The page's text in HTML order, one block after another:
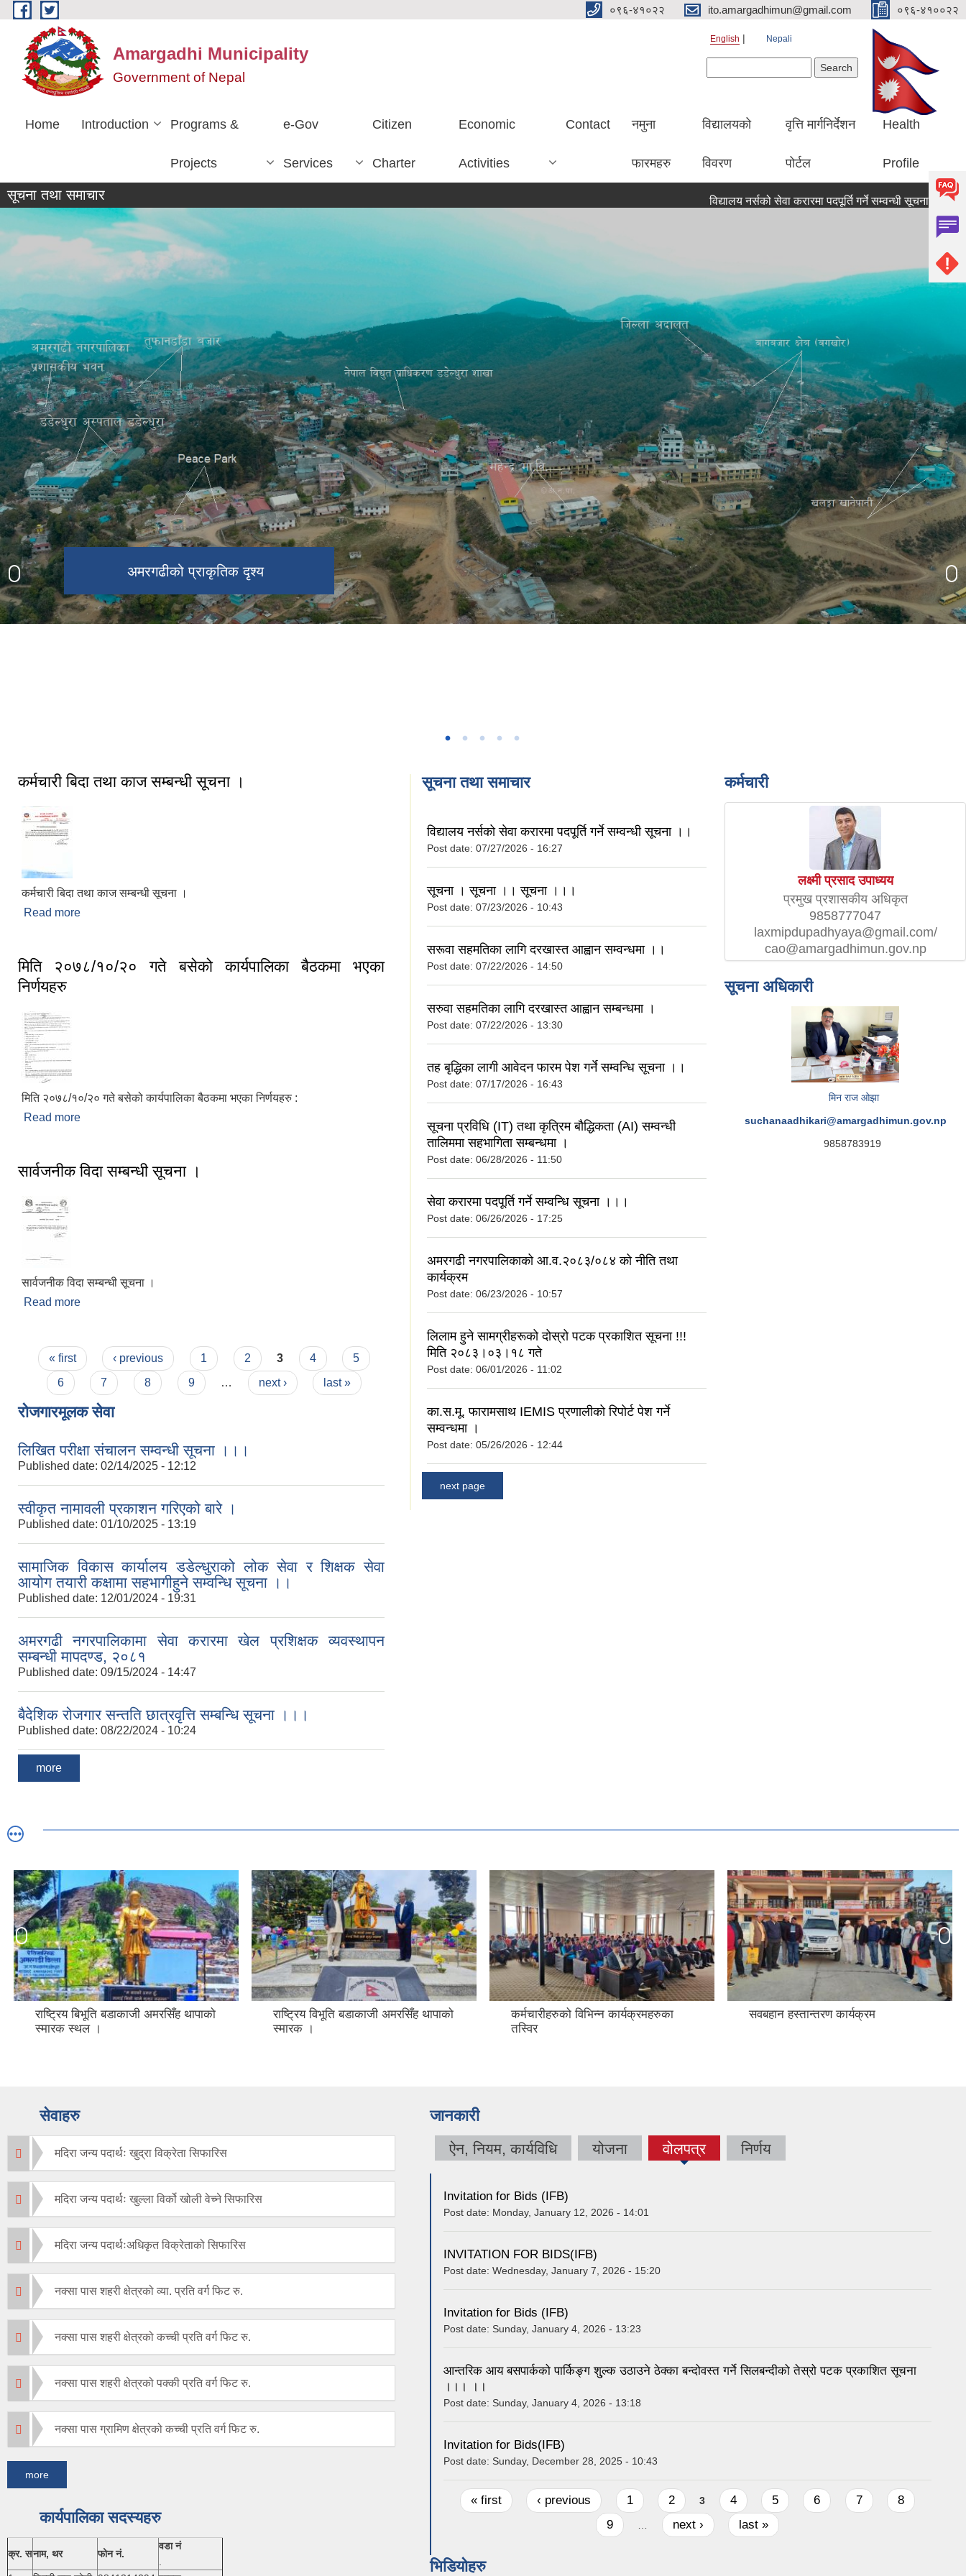
Skip to main content ०९६-४१०२२ ito.amargadhimun@gmail.com ०९६-४१००२२
Amargadhi Municipality
Government of Nepal
English Nepali
Home Introduction Programs &
Projects
e-Gov
Services
Citizen
Charter
Economic
Activities
Contact नमुना
फारमहरु
विद्यालयको
विवरण
वृत्ति मार्गनिर्देशन
पोर्टल
Health
Profile
सूचना तथा समाचार विद्यालय नर्सको सेवा करारमा पदपूर्ति गर्ने सम्वन्धी सूचना ।। सूचना ।
अमरगढीको प्राकृतिक दृश्य
उग्रतारा मन्दिर
घटाल थान प्राकृतिक दृश्य
अमरगढी नगरपालिकाको प्रशासनिक भवन
कर्मचारी बिदा तथा काज सम्बन्धी सूचना ।
कर्मचारी बिदा तथा काज सम्बन्धी सूचना ।
Read more
मिति २०७८/१०/२० गते बसेको कार्यपालिका बैठकमा भएका
निर्णयहरु
मिति २०७८/१०/२० गते बसेको कार्यपालिका बैठकमा भएका निर्णयहरु :
Read more
सार्वजनीक विदा सम्बन्धी सूचना ।
सार्वजनीक विदा सम्बन्धी सूचना ।
Read more
Pages
« first ‹ previous 1 2 3 4
5
6
7 8 9 … next › last »
रोजगारमूलक सेवा
लिखित परीक्षा संचालन सम्वन्धी सूचना ।।।
Published date: 02/14/2025 - 12:12
स्वीकृत नामावली प्रकाशन गरिएको बारे ।
Published date: 01/10/2025 - 13:19
सामाजिक विकास कार्यालय डडेल्धुराको लोक सेवा र शिक्षक सेवा
आयोग तयारी कक्षामा सहभागीहुने सम्वन्धि सूचना ।।
Published date: 12/01/2024 - 19:31
अमरगढी नगरपालिकामा सेवा करारमा खेल प्रशिक्षक व्यवस्थापन
सम्बन्धी मापदण्ड, २०८१
Published date: 09/15/2024 - 14:47
बैदेशिक रोजगार सन्तति छात्रवृत्ति सम्बन्धि सूचना ।।।
Published date: 08/22/2024 - 10:24
more
सूचना तथा समाचार
विद्यालय नर्सको सेवा करारमा पदपूर्ति गर्ने सम्वन्धी सूचना ।।
Post date: 07/27/2026 - 16:27
सूचना । सूचना ।। सूचना ।।।
Post date: 07/23/2026 - 10:43
सरूवा सहमतिका लागि दरखास्त आह्वान सम्वन्धमा ।।
Post date: 07/22/2026 - 14:50
सरुवा सहमतिका लागि दरखास्त आह्वान सम्बन्धमा ।
Post date: 07/22/2026 - 13:30
तह बृद्धिका लागी आवेदन फारम पेश गर्ने सम्वन्धि सूचना ।।
Post date: 07/17/2026 - 16:43
सूचना प्रविधि (IT) तथा कृत्रिम बौद्धिकता (AI) सम्वन्धी
तालिममा सहभागिता सम्बन्धमा ।
Post date: 06/28/2026 - 11:50
सेवा करारमा पदपूर्ति गर्ने सम्वन्धि सूचना ।।।
Post date: 06/26/2026 - 17:25
अमरगढी नगरपालिकाको आ.व.२०८३/०८४ को नीति तथा
कार्यक्रम
Post date: 06/23/2026 - 10:57
लिलाम हुने सामग्रीहरूको दोस्रो पटक प्रकाशित सूचना !!!
मिति २०८३।०३।१८ गते
Post date: 06/01/2026 - 11:02
का.स.मू. फारामसाथ IEMIS प्रणालीको रिपोर्ट पेश गर्ने
सम्वन्धमा ।
Post date: 05/26/2026 - 12:44
next page
कर्मचारी
लक्ष्मी प्रसाद उपाध्यय
प्रमुख प्रशासकीय अधिकृत
9858777047
laxmipdupadhyaya@gmail.com/
cao@amargadhimun.gov.np
सूचना अधिकारी
मिन राज ओझा
suchanaadhikari@amargadhimun.gov.np
9858783919
राष्ट्रिय बिभूति बडाकाजी अमरसिँह थापाको
स्मारक स्थल ।
राष्ट्रिय विभूति बडाकाजी अमरसिँह थापाको
स्मारक ।
कर्मचारीहरुको विभिन्न कार्यक्रमहरुका
तस्विर
सवबहान हस्तान्तरण कार्यक्रम
सेवाहरु
मदिरा जन्य पदार्थः खुद्रा विक्रेता सिफारिस
मदिरा जन्य पदार्थः खुल्ला विर्को खोली वेच्ने सिफारिस
मदिरा जन्य पदार्थःअधिकृत विक्रेताको सिफारिस
नक्सा पास शहरी क्षेत्रको व्या. प्रति वर्ग फिट रु.
नक्सा पास शहरी क्षेत्रको कच्ची प्रति वर्ग फिट रु.
नक्सा पास शहरी क्षेत्रको पक्की प्रति वर्ग फिट रु.
नक्सा पास ग्रामिण क्षेत्रको कच्ची प्रति वर्ग फिट रु.
more
कार्यपालिका सदस्यहरु
क्र. सनाम, थर फोन नं.
वडा नं
जानकारी
ऐन, नियम, कार्यविधि योजना वोलपत्र
(active
निर्णय
Invitation for Bids (IFB)
Post date: Monday, January 12, 2026 - 14:01
INVITATION FOR BIDS(IFB)
Post date: Wednesday, January 7, 2026 - 15:20
Invitation for Bids (IFB)
Post date: Sunday, January 4, 2026 - 13:23
आन्तरिक आय बसपार्कको पार्किङ्ग शु्ल्क उठाउने ठेक्का बन्दोवस्त गर्ने सिलबन्दीको तेस्रो पटक प्रकाशित सूचना
।।। ।।
Post date: Sunday, January 4, 2026 - 13:18
Invitation for Bids(IFB)
Post date: Sunday, December 28, 2025 - 10:43
Pages
« first ‹ previous 1 2 3 4 5 6 7
8
9
next › last »
भिडियोहरु